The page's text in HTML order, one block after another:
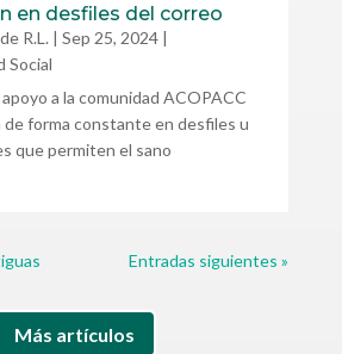
en desfiles del correo
R.L. | Sep 25, 2024|
Social
a la comunidad ACOPACC
de forma constante en desfiles u
que permiten el sano
Entradas siguientes »
Más artículos